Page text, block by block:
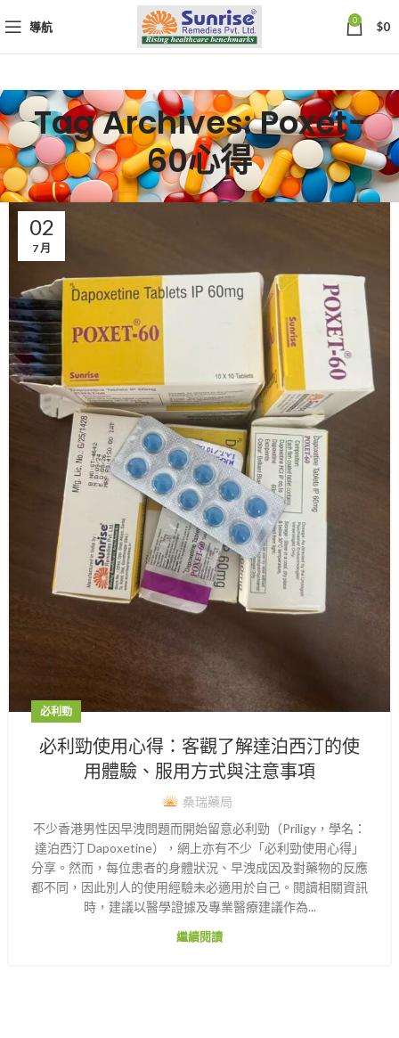
導航 0 $0
Tag Archives: Poxet-
60心得
02
7 月
必利勁
必利勁使用心得：客觀了解達泊西汀的使
用體驗、服用方式與注意事項
桑瑞藥局
不少香港男性因早洩問題而開始留意必利勁（Priligy，學名：
達泊西汀 Dapoxetine），網上亦有不少「必利勁使用心得」
分享。然而，每位患者的身體狀況、早洩成因及對藥物的反應
都不同，因此別人的使用經驗未必適用於自己。閱讀相關資訊
時，建議以醫學證據及專業醫療建議作為...
繼續閱讀